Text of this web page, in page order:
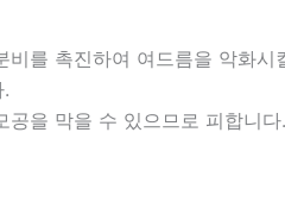
비를 촉진하여 여드름을 악화
공을 막을 수 있으므로 피합니다.